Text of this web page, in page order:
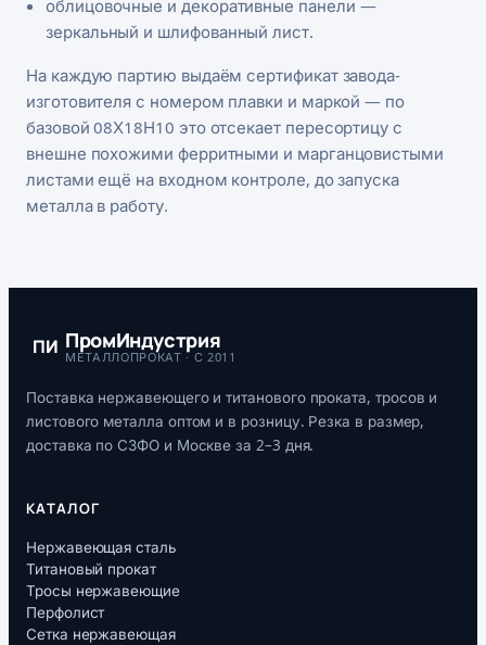
облицовочные и декоративные панели —
зеркальный и шлифованный лист.
На каждую партию выдаём сертификат завода-
изготовителя с номером плавки и маркой — по
базовой 08Х18Н10 это отсекает пересортицу с
внешне похожими ферритными и марганцовистыми
листами ещё на входном контроле, до запуска
металла в работу.
ПИ ПромИндустрия
МЕТАЛЛОПРОКАТ · С 2011
Поставка нержавеющего и титанового проката, тросов и
листового металла оптом и в розницу. Резка в размер,
доставка по СЗФО и Москве за 2–3 дня.
КАТАЛОГ
Нержавеющая сталь
Титановый прокат
Тросы нержавеющие
Перфолист
Сетка нержавеющая